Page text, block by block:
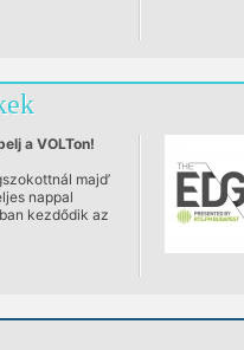
a VOLTon!
majd’
nappal
kezdődik az
címmel két
egy monstre